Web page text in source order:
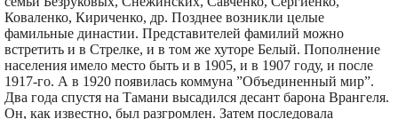
Коваленко, Кириченко, др. Позднее возникли целые
фамильные династии. Представителей фамилий можно
встретить и в Стрелке, и в том же хуторе Белый. Пополнение
населения имело место быть и в 1905, и в 1907 году, и после
1917-го. А в 1920 появилась коммуна ”Объединенный мир”.
Два года спустя на Тамани высадился десант барона Врангеля.
Он, как известно, был разгромлен. Затем последовала